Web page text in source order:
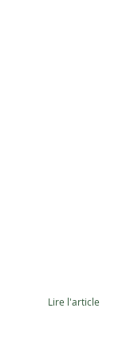
Lire l'article